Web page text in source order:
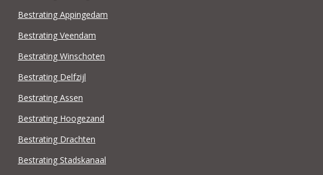
Bestrating Appingedam
Bestrating Veendam
Bestrating Winschoten
Bestrating Delfzijl
Bestrating Assen
Bestrating Hoogezand
Bestrating Drachten
Bestrating Stadskanaal